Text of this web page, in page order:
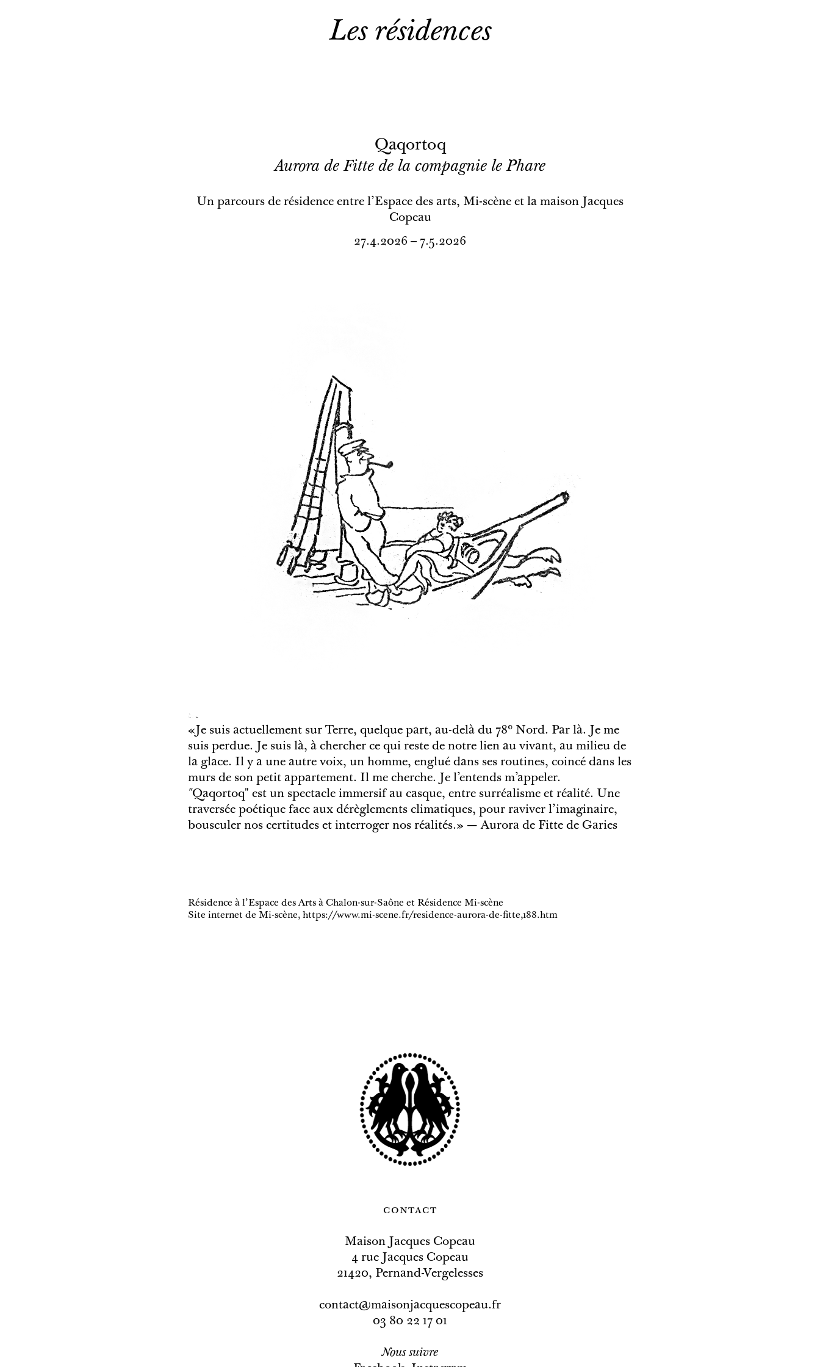
Les résidences
Qaqortoq
Aurora de Fitte de la compagnie le Phare
Un parcours de résidence entre l'Espace des arts, Mi-scène et la maison Jacques
Copeau
27.4.2026 – 7.5.2026
«Je suis actuellement sur Terre, quelque part, au-delà du 78° Nord. Par là. Je me
suis perdue. Je suis là, à chercher ce qui reste de notre lien au vivant, au milieu de
la glace. Il y a une autre voix, un homme, englué dans ses routines, coincé dans les
murs de son petit appartement. Il me cherche. Je l’entends m’appeler.
"Qaqortoq" est un spectacle immersif au casque, entre surréalisme et réalité. Une
traversée poétique face aux dérèglements climatiques, pour raviver l’imaginaire,
bousculer nos certitudes et interroger nos réalités.» — Aurora de Fitte de Garies
Résidence à l'Espace des Arts à Chalon-sur-Saône et Résidence Mi-scène
Site internet de Mi-scène, https://www.mi-scene.fr/residence-aurora-de-fitte,188.htm
contact
Maison Jacques Copeau
4 rue Jacques Copeau
21420, Pernand-Vergelesses
contact@maisonjacquescopeau.fr
03 80 22 17 01
Nous suivre